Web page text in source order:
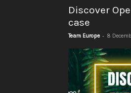
Discover
case
Team Europe - 8